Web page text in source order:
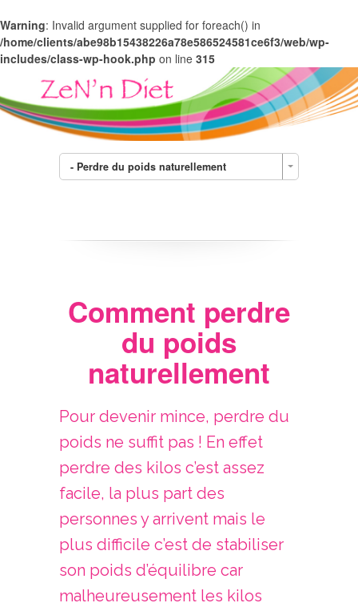
Warning: Invalid argument supplied for foreach() in
/home/clients/abe98b15438226a78e586524581ce6f3/web/wp-
includes/class-wp-hook.php on line 315
- Perdre du poids naturellement
Comment perdre
du poids
naturellement
Pour devenir mince, perdre du
poids ne suffit pas ! En effet
perdre des kilos c’est assez
facile, la plus part des
personnes y arrivent mais le
plus difficile c’est de stabiliser
son poids d’équilibre car
malheureusement les kilos